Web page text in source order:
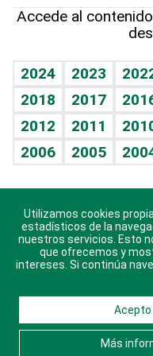
Vida y familia
Eñe
Celebrando la vida
Sin complejos
En pocas palabras
Escuchando al corazón
Economía Personal
TBT Deportivo
Más firmas
Hecho en casa
Guía del dinero
Cumpleaños
Horóscopos
Crucigramas
Accede al
2024 2023
2018
2017
2012
2011
2006
2005
Descarga nuestras
© 2021 Diario Libre,
Consulta elAviso
Utilizamos cookies
estadísticos de la
nuestros servicios. Esto
que ofrecemos y
intereses. Si continúa
Acepto
Más